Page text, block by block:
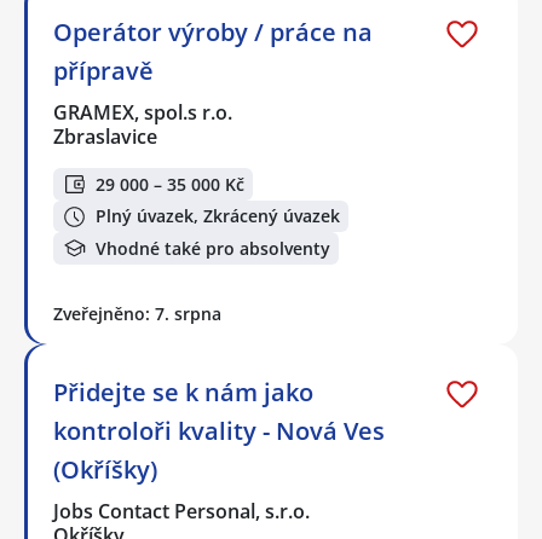
Operátor výroby / práce na
přípravě
GRAMEX, spol.s r.o.
Zbraslavice
29 000 – 35 000 Kč
Plný úvazek, Zkrácený úvazek
Vhodné také pro absolventy
Zveřejněno: 7. srpna
Přidejte se k nám jako
kontroloři kvality - Nová Ves
(Okříšky)
Jobs Contact Personal, s.r.o.